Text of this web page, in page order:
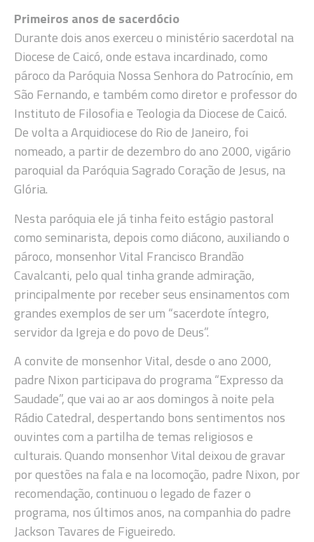
Primeiros anos de sacerdócio
Durante dois anos exerceu o ministério sacerdotal na
Diocese de Caicó, onde estava incardinado, como
pároco da Paróquia Nossa Senhora do Patrocínio, em
São Fernando, e também como diretor e professor do
Instituto de Filosofia e Teologia da Diocese de Caicó.
De volta a Arquidiocese do Rio de Janeiro, foi
nomeado, a partir de dezembro do ano 2000, vigário
paroquial da Paróquia Sagrado Coração de Jesus, na
Glória.
Nesta paróquia ele já tinha feito estágio pastoral
como seminarista, depois como diácono, auxiliando o
pároco, monsenhor Vital Francisco Brandão
Cavalcanti, pelo qual tinha grande admiração,
principalmente por receber seus ensinamentos com
grandes exemplos de ser um “sacerdote íntegro,
servidor da Igreja e do povo de Deus”.
A convite de monsenhor Vital, desde o ano 2000,
padre Nixon participava do programa “Expresso da
Saudade”, que vai ao ar aos domingos à noite pela
Rádio Catedral, despertando bons sentimentos nos
ouvintes com a partilha de temas religiosos e
culturais. Quando monsenhor Vital deixou de gravar
por questões na fala e na locomoção, padre Nixon, por
recomendação, continuou o legado de fazer o
programa, nos últimos anos, na companhia do padre
Jackson Tavares de Figueiredo.